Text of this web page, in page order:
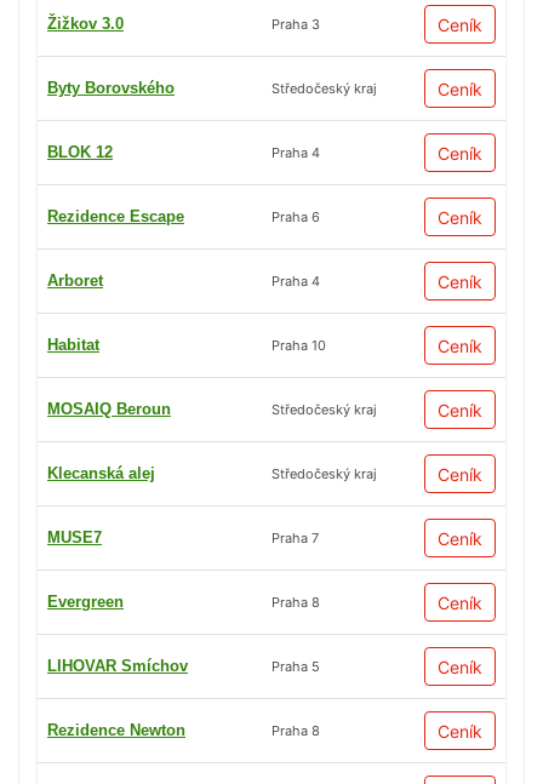
Žižkov 3.0 Praha 3 Ceník
Byty Borovského Středočeský kraj Ceník
BLOK 12 Praha 4 Ceník
Rezidence Escape Praha 6 Ceník
Arboret Praha 4 Ceník
Habitat Praha 10 Ceník
MOSAIQ Beroun Středočeský kraj Ceník
Klecanská alej Středočeský kraj Ceník
MUSE7 Praha 7 Ceník
Evergreen Praha 8 Ceník
LIHOVAR Smíchov Praha 5 Ceník
Rezidence Newton Praha 8 Ceník